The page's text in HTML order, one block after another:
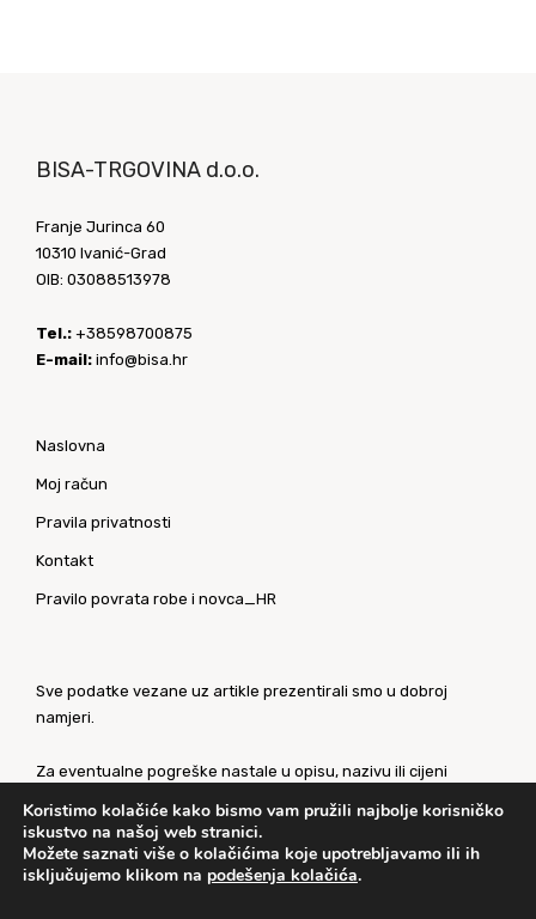
BISA-TRGOVINA d.o.o.
Franje Jurinca 60
10310 Ivanić-Grad
OIB: 03088513978
Tel.: +38598700875
E-mail: info@bisa.hr
Naslovna
Moj račun
Pravila privatnosti
Kontakt
Pravilo povrata robe i novca_HR
Sve podatke vezane uz artikle prezentirali smo u dobroj
namjeri.
Za eventualne pogreške nastale u opisu, nazivu ili cijeni
ilustrativne prirode te ne moraju u potpunosti odgovarati
artiklima.
Koristimo kolačiće kako bismo vam pružili najbolje korisničko
iskustvo na našoj web stranici.
Možete saznati više o kolačićima koje upotrebljavamo ili ih
isključujemo klikom na podešenja kolačića.